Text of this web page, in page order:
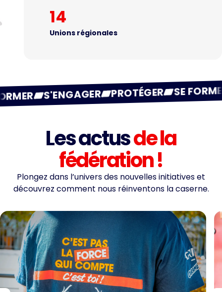
14
Unions régionales
S'ENGAGER PROTÉGER SE
Les actusde la
fédération !
Plongez dans l’univers des nouvelles initiatives et
découvrez comment nous réinventons la caserne.